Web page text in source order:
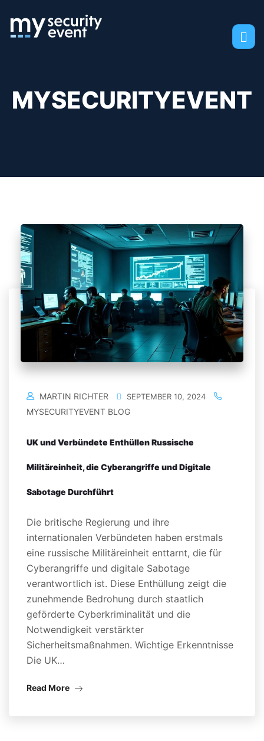
MYSECURITYEVENT
MARTIN RICHTER SEPTEMBER 10, 2024
MYSECURITYEVENT BLOG
UK und Verbündete Enthüllen Russische
Militäreinheit, die Cyberangriffe und Digitale
Sabotage Durchführt
Die britische Regierung und ihre
internationalen Verbündeten haben erstmals
eine russische Militäreinheit enttarnt, die für
Cyberangriffe und digitale Sabotage
verantwortlich ist. Diese Enthüllung zeigt die
zunehmende Bedrohung durch staatlich
geförderte Cyberkriminalität und die
Notwendigkeit verstärkter
Sicherheitsmaßnahmen. Wichtige Erkenntnisse
Die UK…
Read More